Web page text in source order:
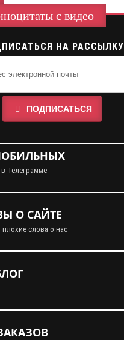
с видео
НА РАССЫЛКУ
ПОДПИСАТЬСЯ
Телеграмме
О САЙТЕ
слова о нас